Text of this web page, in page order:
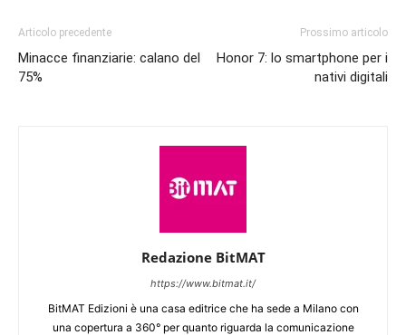
Articolo precedente
Minacce finanziarie: calano del
75%
Prossimo articolo
Honor 7: lo smartphone per i
nativi digitali
Redazione BitMAT
https://www.bitmat.it/
BitMAT Edizioni è una casa editrice che ha sede a Milano con
una copertura a 360° per quanto riguarda la comunicazione